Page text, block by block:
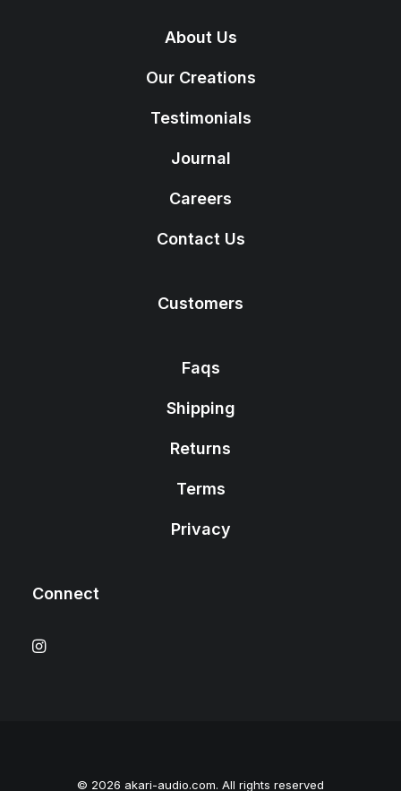
About Us
Our Creations
Testimonials
Journal
Careers
Contact Us
Customers
Faqs
Shipping
Returns
Terms
Privacy
Connect
© 2026 akari-audio.com. All rights reserved